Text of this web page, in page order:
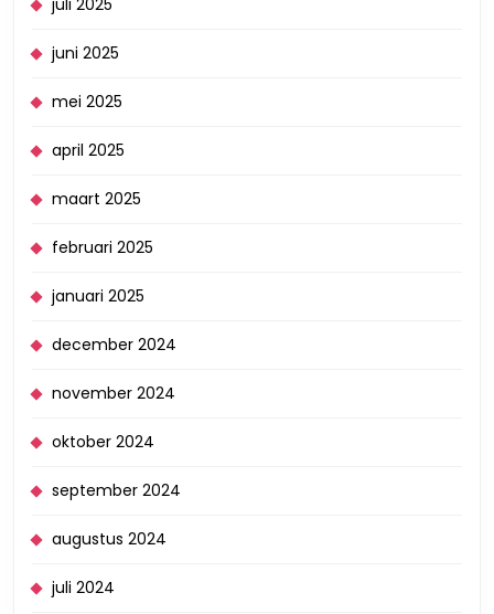
juli 2025
juni 2025
mei 2025
april 2025
maart 2025
februari 2025
januari 2025
december 2024
november 2024
oktober 2024
september 2024
augustus 2024
juli 2024